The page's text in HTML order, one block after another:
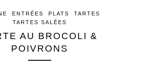
ENTRÉES PLATS
TARTES
TARTES SALÉES
AU BROCOLI &
POIVRONS